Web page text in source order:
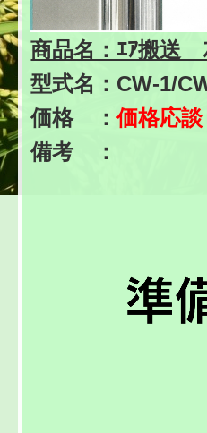
商品名：ｴｱ搬送
型式名：CW-1/
価格 ：価格応談
備考 ：